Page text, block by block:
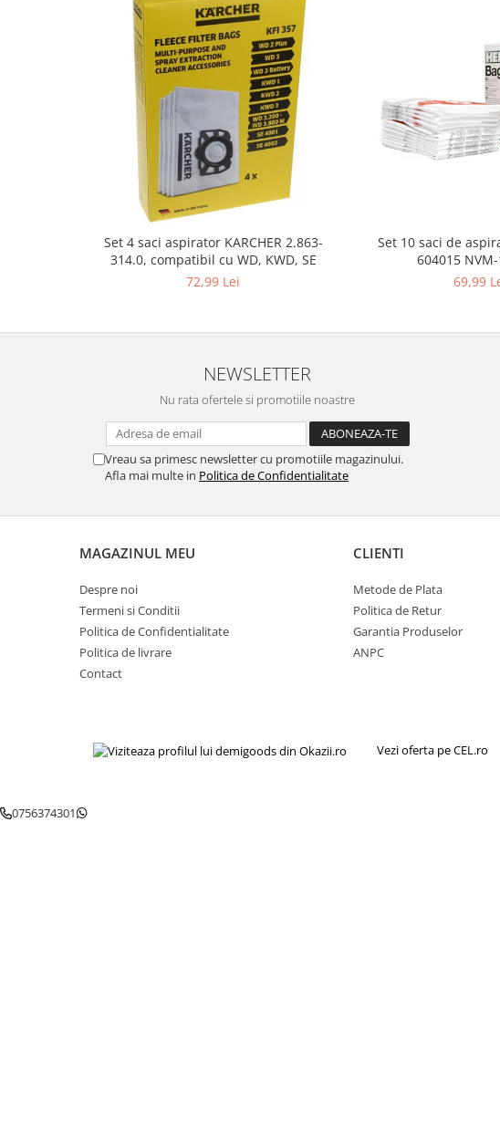
Cutii, curele si accesorii ceasuri
Genti si accesorii barbati
Genti si accesorii femei
Imbracaminte barbati
Imbracaminte si Incaltaminte copii
Incaltaminte femei
Gaming, Carti & Birotica
Ingrijire personala & Cosmetice
Accesorii aparate de ras electrice
Accesorii aparate hair styling
Aparate & Accesorii ingrijire
Aparate cosmetice
Articole Sanatate si Wellness
Cosmetice si produse ingrijire
Igiena dentara
Jucarii, Copii & Bebe
Jucarii si Jocuri
Petshop
Set 4 saci aspirator KARCHER 2.863-
314.0, compatibil cu WD, KWD, SE
72,99 Lei
Set 10 saci de
604015
69,99
NEWSLETTER
Nu rata ofertele si promotiile noastre
Vreau sa primesc newsletter cu promotiile magazinului.
Afla mai multe in Politica de Confidentialitate
MAGAZINUL MEU
Despre noi
Termeni si Conditii
Politica de Confidentialitate
Politica de livrare
Contact
CLIENTI
Metode de Plata
Politica de Retur
Garantia Produselor
ANPC
Vezi oferta pe CEL.ro
0756374301